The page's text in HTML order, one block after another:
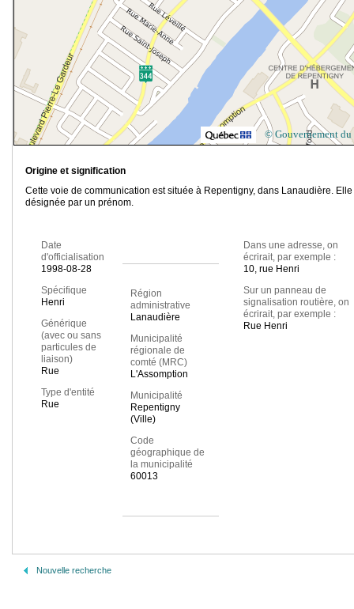
© Gouvernement du
Origine et signification
Cette voie de communication est située à Repentigny, dans Lanaudière. Elle
désignée par un prénom.
Date
d'officialisation
1998-08-28
Spécifique
Henri
Générique
(avec ou sans
particules de
liaison)
Rue
Type d'entité
Rue
Région
administrative
Lanaudière
Municipalité
régionale de
comté (MRC)
L'Assomption
Municipalité
Repentigny
(Ville)
Code
géographique de
la municipalité
60013
Dans une adresse, on
écrirait, par exemple :
10, rue Henri
Sur un panneau de
signalisation routière, on
écrirait, par exemple :
Rue Henri
Nouvelle recherche